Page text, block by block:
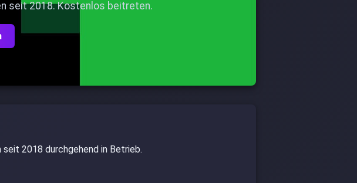
seit 2018. Kostenlos beitreten.
2018 durchgehend in Betrieb.